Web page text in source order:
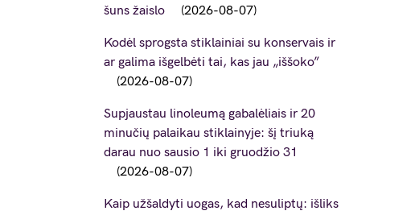
šuns žaislo
2026-08-07
Kodėl sprogsta stiklainiai su konservais ir
ar galima išgelbėti tai, kas jau „iššoko”
2026-08-07
Supjaustau linoleumą gabalėliais ir 20
minučių palaikau stiklainyje: šį triuką
darau nuo sausio 1 iki gruodžio 31
2026-08-07
Kaip užšaldyti uogas, kad nesuliptų: išliks